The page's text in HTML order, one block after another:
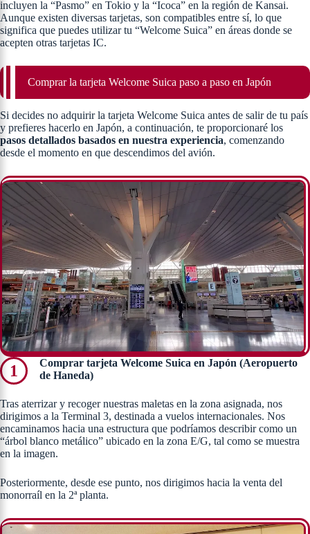
incluyen la “Pasmo” en Tokio y la “Icoca” en la región de Kansai.
Aunque existen diversas tarjetas, son compatibles entre sí, lo que
significa que puedes utilizar tu “Welcome Suica” en áreas donde se
acepten otras tarjetas IC.
Comprar la tarjeta Welcome Suica paso a paso en Japón
Si decides no adquirir la tarjeta Welcome Suica antes de salir de tu país
y prefieres hacerlo en Japón, a continuación, te proporcionaré los
pasos detallados basados en nuestra experiencia, comenzando
desde el momento en que descendimos del avión.
1
Comprar tarjeta Welcome Suica en Japón (Aeropuerto
de Haneda)
Tras aterrizar y recoger nuestras maletas en la zona asignada, nos
dirigimos a la Terminal 3, destinada a vuelos internacionales. Nos
encaminamos hacia una estructura que podríamos describir como un
“árbol blanco metálico” ubicado en la zona E/G, tal como se muestra
en la imagen.
Posteriormente, desde ese punto, nos dirigimos hacia la venta del
monorraíl en la 2ª planta.